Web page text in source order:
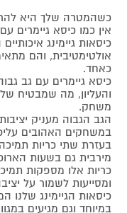
כשהמטרה שלך היא
אין כמו כיסא גיימרים
כיסאות גיימינג
אולטימטיבית, והם
כאחד.
כיסא גיימרים עם גב
והעליון, מה שמבטיח
משחק.
הגב הגבוה מעניק
במשחקים האהובים
בעזרת שתי כריות
מירבית גם בשעות
כריות אלו מספקות
ומסייעות לשמור על
כיסאות הגיימינג שלנו
במיוחד וגם מגיעים